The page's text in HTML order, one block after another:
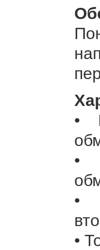
•
•
•
•